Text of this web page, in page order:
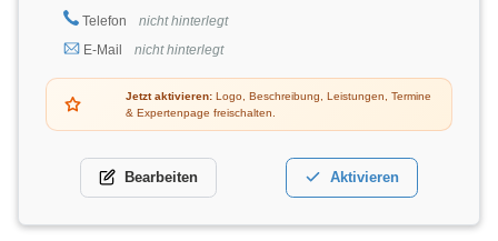
Telefon
nicht hinterlegt
E-Mail
nicht hinterlegt
Jetzt aktivieren: Logo, Beschreibung, Leistungen, Termine
& Expertenpage freischalten.
Bearbeiten Aktivieren